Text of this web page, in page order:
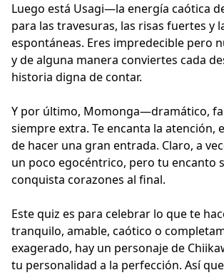
Luego está Usagi—la energía caótica
para las travesuras, las risas fuertes y
espontáneas. Eres impredecible pero
y de alguna manera conviertes cada
historia digna de contar.
Y por último, Momonga—dramático,
siempre extra. Te encanta la atención,
de hacer una gran entrada. Claro, a
un poco egocéntrico, pero tu encanto
conquista corazones al final.
Este quiz es para celebrar lo que te
tranquilo, amable, caótico o
exagerado, hay un personaje de
tu personalidad a la perfección. Así